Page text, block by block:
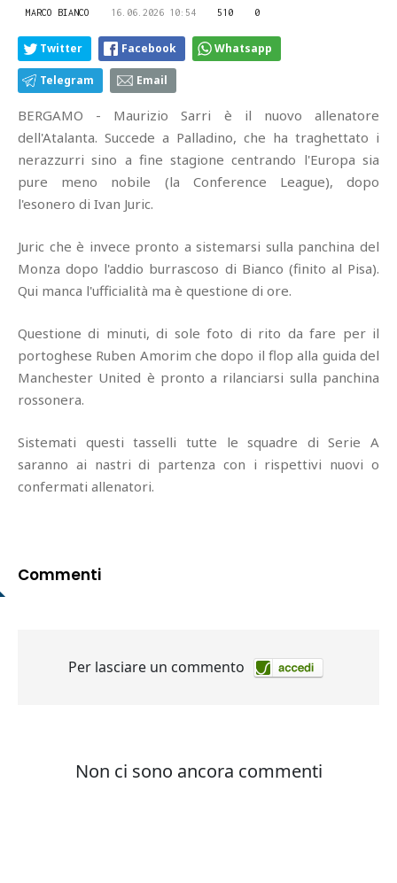
MARCO BIANCO 16.06.2026 10:54 510 0
Twitter Facebook Whatsapp
Telegram Email
BERGAMO - Maurizio Sarri è il nuovo allenatore
dell'Atalanta. Succede a Palladino, che ha traghettato i
nerazzurri sino a fine stagione centrando l'Europa sia
pure meno nobile (la Conference League), dopo
l'esonero di Ivan Juric.
Juric che è invece pronto a sistemarsi sulla panchina del
Monza dopo l'addio burrascoso di Bianco (finito al Pisa).
Qui manca l'ufficialità ma è questione di ore.
Questione di minuti, di sole foto di rito da fare per il
portoghese Ruben Amorim che dopo il flop alla guida del
Manchester United è pronto a rilanciarsi sulla panchina
rossonera.
Sistemati questi tasselli tutte le squadre di Serie A
saranno ai nastri di partenza con i rispettivi nuovi o
confermati allenatori.
Commenti